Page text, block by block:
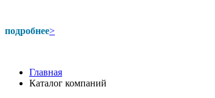
подробнее>
Главная
Каталог компаний